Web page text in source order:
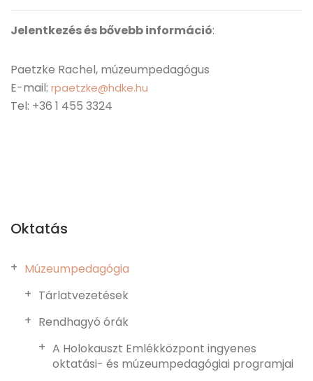
Jelentkezés és bővebb információ:
Paetzke Rachel, múzeumpedagógus
E-mail: rpaetzke@hdke.hu
Tel: +36 1 455 3324
Oktatás
Múzeumpedagógia
Tárlatvezetések
Rendhagyó órák
A Holokauszt Emlékközpont ingyenes
oktatási- és múzeumpedagógiai programjai